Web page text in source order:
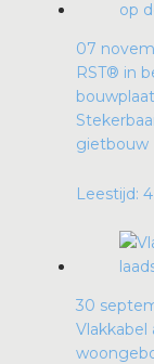
07
RST® in
gietbouw
Leestijd:
30
Vlakkabel